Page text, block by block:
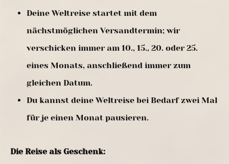
Deine Weltreise startet mit dem
nächstmöglichen Versandtermin; wir
verschicken immer am 10., 15., 20. oder 25.
eines Monats, anschließend immer zum
gleichen Datum.
Du kannst deine Weltreise bei Bedarf zwei Mal
für je einen Monat pausieren.
Die Reise als Geschenk: